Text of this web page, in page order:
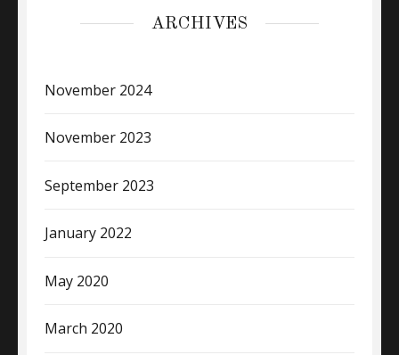
ARCHIVES
November 2024
November 2023
September 2023
January 2022
May 2020
March 2020